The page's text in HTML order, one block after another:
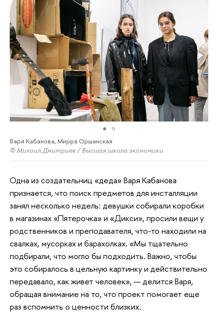
Варя Кабанова, Мирра Оршанская
© Михаил Дмитриев / Высшая школа экономики
Одна из создательниц «деда» Варя Кабанова
признается, что поиск предметов для инсталляции
занял несколько недель: девушки собирали коробки
в магазинах «Пятерочка» и «Дикси», просили вещи у
родственников и преподавателя, что-то находили на
свалках, мусорках и барахолках. «Мы тщательно
подбирали, что могло бы подходить. Важно, чтобы
это собиралось в цельную картинку и действительно
передавало, как живет человек», — делится Варя,
обращая внимание на то, что проект помогает еще
раз вспомнить о ценности близких.